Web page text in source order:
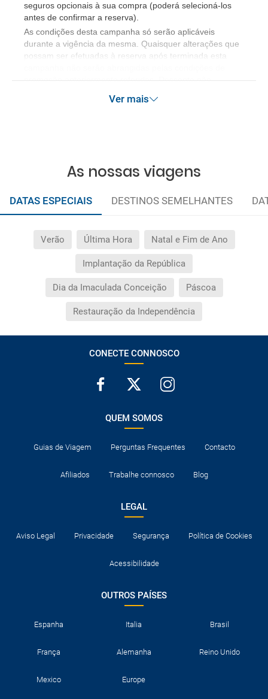
seguros opcionais à sua compra (poderá selecioná-los
antes de confirmar a reserva).
​As condições desta campanha só serão aplicáveis
durante a vigência da mesma. Quaisquer alterações que
possam ser efetuadas à reserva após terminada esta
Ver mais
As nossas viagens
DATAS ESPECIAIS DESTINOS SEMELHANTES
Verão Última Hora Natal e Fim de Ano
Implantação da República
Dia da Imaculada Conceição Páscoa
Restauração da Independência
CONECTE CONNOSCO
QUEM SOMOS
Guias de Viagem Perguntas Frequentes Contacto
Afiliados Trabalhe connosco Blog
LEGAL
Aviso Legal Privacidade Segurança Política de Cookies
Acessibilidade
OUTROS PAÍSES
Espanha Italia Brasil
França Alemanha Reino Unido
Mexico Europe